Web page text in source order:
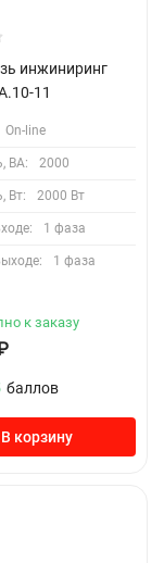
инжиниринг
11
On-line
ВА: 2000
Вт: 2000 Вт
1 фаза
1 фаза
к заказу
баллов
В корзину